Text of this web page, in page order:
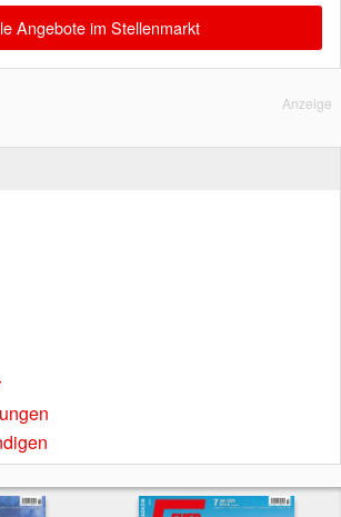
Angebote im Stellenmarkt
Anzeige